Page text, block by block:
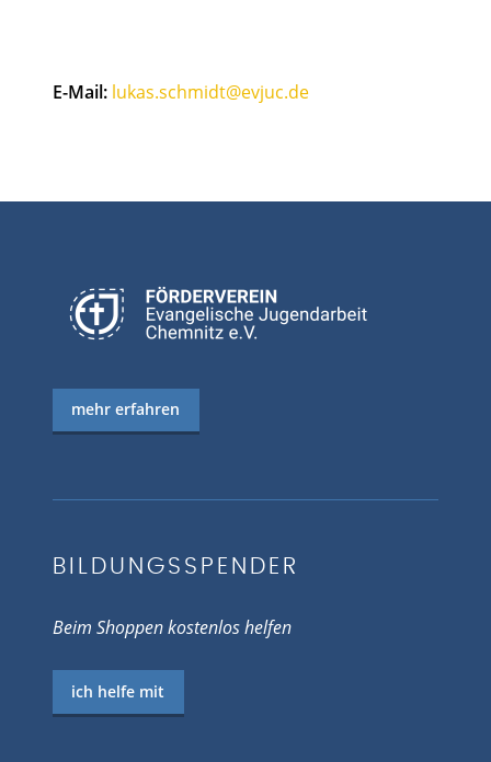
E-Mail: lukas.schmidt@evjuc.de
mehr erfahren
BILDUNGSSPENDER
Beim Shoppen kostenlos helfen
ich helfe mit